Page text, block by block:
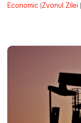
Economic Zvonul Zilei